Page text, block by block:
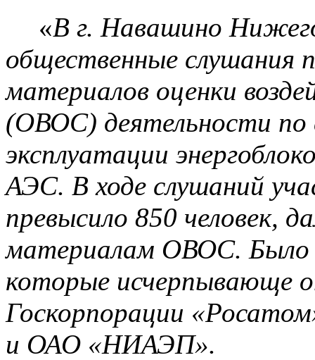
«Вг. Навашино
общественные слушания
материалов оценки
(ОВОС) деятельности по
эксплуатации
АЭС. В ходе слушаний
превысило 850 человек,
материалам ОВОС. Было
которые исчерпывающе
Госкорпорации «Росатом
и ОАО «НИАЭП».